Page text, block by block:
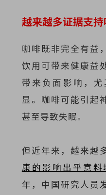
越来越多证据支
咖啡既非完全有益
饮用可带来健康益
带来负面影响，
显。咖啡可能引起
甚至导致失眠。
但近年来，越来越
康的影响出乎意料
年，中国研究人员